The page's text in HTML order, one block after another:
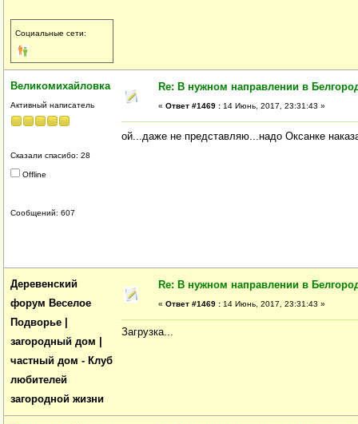
Социальные сети:
Великомихайловка
Активный написатель
Сказали спасибо: 28
Offline
Сообщений: 607
Re: В нужном направлении в
« Ответ #1469 : 14 Июнь, 2017, 23:31:43 »
ой...даже не представляю...надо Оксанке
Деревенский
форум Веселое
Подворье |
загородный дом |
частный дом - Клуб
любителей
загородной жизни
Re: В нужном направлении в
« Ответ #1469 : 14 Июнь, 2017, 23:31:43 »
Загрузка...